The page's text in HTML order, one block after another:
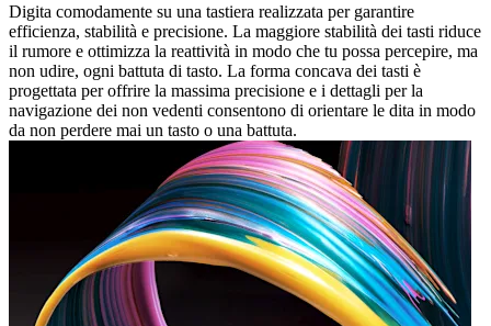
Digita comodamente su una tastiera realizzata per garantire
efficienza, stabilità e precisione. La maggiore stabilità dei tasti riduce
il rumore e ottimizza la reattività in modo che tu possa percepire, ma
non udire, ogni battuta di tasto. La forma concava dei tasti è
progettata per offrire la massima precisione e i dettagli per la
navigazione dei non vedenti consentono di orientare le dita in modo
da non perdere mai un tasto o una battuta.